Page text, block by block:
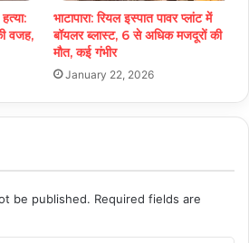
वजह,
भाटापारा: रियल इस्पात पावर प्लांट में
बॉयलर ब्लास्ट, 6 से अधिक मजदूरों की
मौत, कई गंभीर
January 22, 2026
be published. Required fields are